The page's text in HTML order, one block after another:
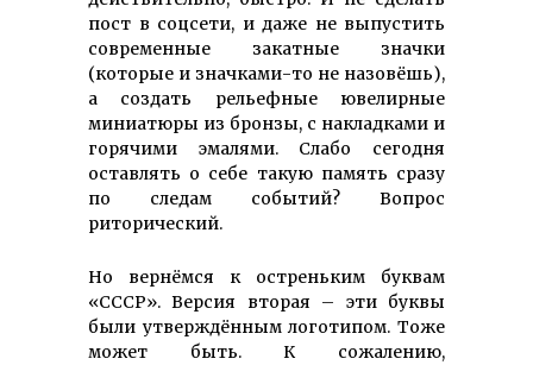
пост в соцсети, и даже не выпустить
современные закатные значки
(которые и значками-то не назовёшь),
а создать рельефные ювелирные
миниатюры из бронзы, с накладками и
горячими эмалями. Слабо сегодня
оставлять о себе такую память сразу
по следам событий? Вопрос
риторический.
Но вернёмся к остреньким буквам
«СССР». Версия вторая – эти буквы
были утверждённым логотипом. Тоже
может быть. К сожалению,